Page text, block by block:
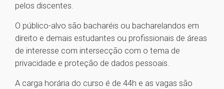
pelos discentes.
O público-alvo são bacharéis ou bacharelandos em
direito e demais estudantes ou profissionais de áreas
de interesse com intersecção com o tema de
privacidade e proteção de dados pessoais.
A carga horária do curso é de 44h e as vagas são